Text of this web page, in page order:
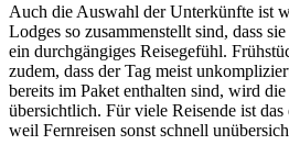
Auch die Auswahl der Unterkünfte ist
Lodges so zusammenstellt sind, dass
ein durchgängiges Reisegefühl.
zudem, dass der Tag meist
bereits im Paket enthalten sind, wird
übersichtlich. Für viele Reisende ist
weil Fernreisen sonst schnell